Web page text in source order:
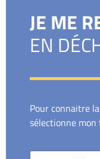
JE ME
EN
Pour connaitre
sélectionne mon